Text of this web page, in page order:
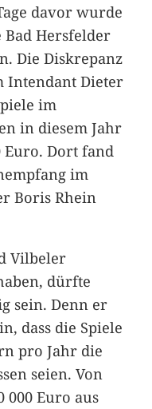
davor wurde
Hersfelder
Die Diskrepanz
Intendant Dieter
im
in diesem Jahr
Euro. Dort fand
im
Boris Rhein
Vilbeler
dürfte
sein. Denn er
dass die Spiele
pro Jahr die
seien. Von
000 Euro aus